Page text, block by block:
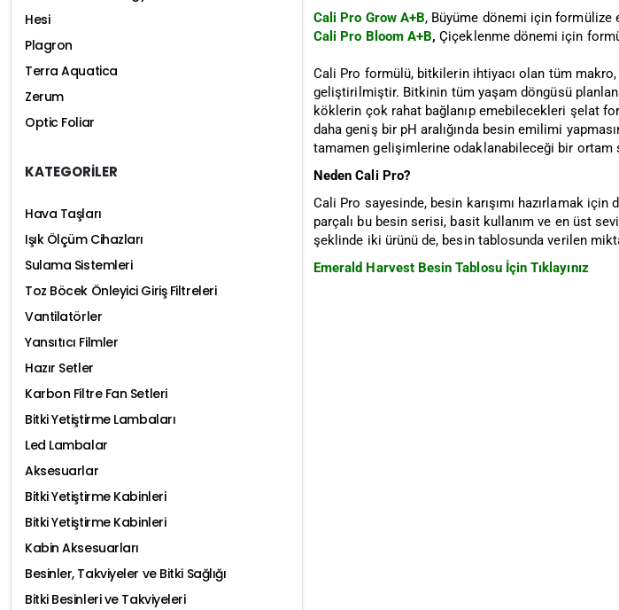
Cali Pro Grow A+B, Büyüme dönemi için formülize
Cali Pro Bloom A+B, Çiçeklenme dönemi için
Cali Pro formülü, bitkilerin ihtiyacı olan tüm
geliştirilmiştir. Bitkinin tüm yaşam döngüsü
köklerin çok rahat bağlanıp emebilecekleri şelat
daha geniş bir pH aralığında besin emilimi
tamamen gelişimlerine odaklanabileceği bir ortam
Neden Cali Pro?
Cali Pro sayesinde, besin karışımı hazırlamak
parçalı bu besin serisi, basit kullanım ve en üst
şeklinde iki ürünü de, besin tablosunda verilen
Emerald Harvest Besin Tablosu İçin Tıklayınız
Hesi
Plagron
Terra Aquatica
Zerum
Optic Foliar
KATEGORİLER
Hava Taşları
Işık Ölçüm Cihazları
Sulama Sistemleri
Toz Böcek Önleyici Giriş Filtreleri
Vantilatörler
Yansıtıcı Filmler
Hazır Setler
Karbon Filtre Fan Setleri
Bitki Yetiştirme Lambaları
Led Lambalar
Aksesuarlar
Bitki Yetiştirme Kabinleri
Bitki Yetiştirme Kabinleri
Kabin Aksesuarları
Besinler, Takviyeler ve Bitki Sağlığı
Bitki Besinleri ve Takviyeleri